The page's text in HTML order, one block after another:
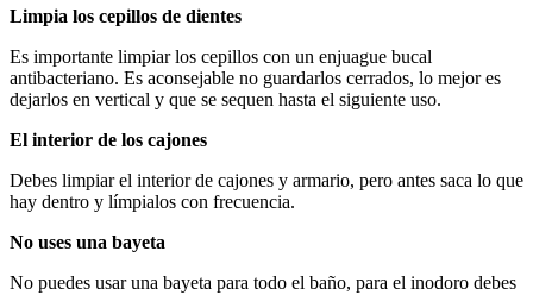
Limpia los cepillos de dientes
Es importante limpiar los cepillos con un enjuague bucal
antibacteriano. Es aconsejable no guardarlos cerrados, lo mejor es
dejarlos en vertical y que se sequen hasta el siguiente uso.
El interior de los cajones
Debes limpiar el interior de cajones y armario, pero antes saca lo que
hay dentro y límpialos con frecuencia.
No uses una bayeta
No puedes usar una bayeta para todo el baño, para el inodoro debes